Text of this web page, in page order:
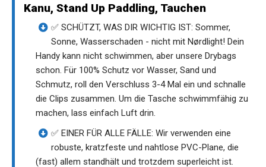
Kanu, Stand Up Paddling, Tauchen
✅ SCHÜTZT, WAS DIR WICHTIG IST: Sommer,
Sonne, Wasserschaden - nicht mit Nørdlight! Dein
Handy kann nicht schwimmen, aber unsere Drybags
schon. Für 100% Schutz vor Wasser, Sand und
Schmutz, roll den Verschluss 3-4 Mal ein und schnalle
die Clips zusammen. Um die Tasche schwimmfähig zu
machen, lass einfach Luft drin.
✅ EINER FÜR ALLE FÄLLE: Wir verwenden eine
robuste, kratzfeste und nahtlose PVC-Plane, die
(fast) allem standhält und trotzdem superleicht ist.